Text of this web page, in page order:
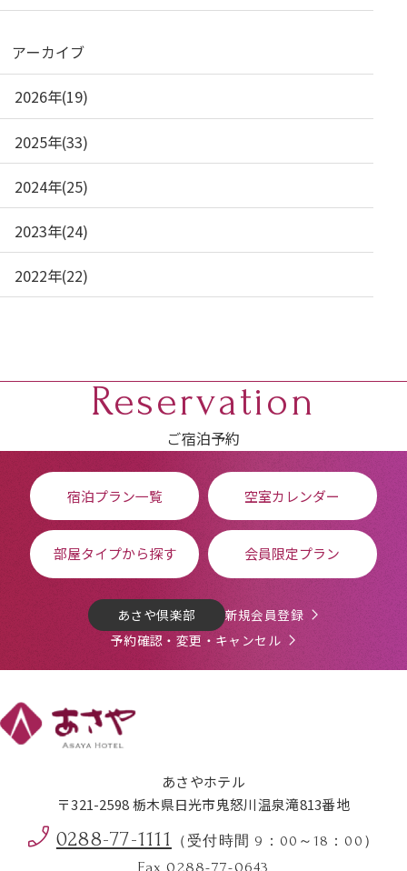
アーカイブ
2026年(19)
2025年(33)
2024年(25)
2023年(24)
2022年(22)
Reservation
ご宿泊予約
宿泊プラン一覧 空室カレンダー
部屋タイプから探す 会員限定プラン
あさや倶楽部
新規会員登録
予約確認・変更・キャンセル
あさやホテル
〒321-2598 栃木県日光市鬼怒川温泉滝813番地
0288-77-1111 （受付時間 9：00～18：00）
Fax 0288-77-0643